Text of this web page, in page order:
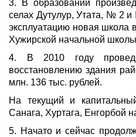
3. В образовании
селах Дутулур, Утата, № 2
эксплуатацию новая школа
Хужирской начальной
4. В 2010 году
восстановлению здания
млн. 136 тыс. рублей.
На текущий и
Санага, Хуртага, Енгорбой
5. Начато и сейчас